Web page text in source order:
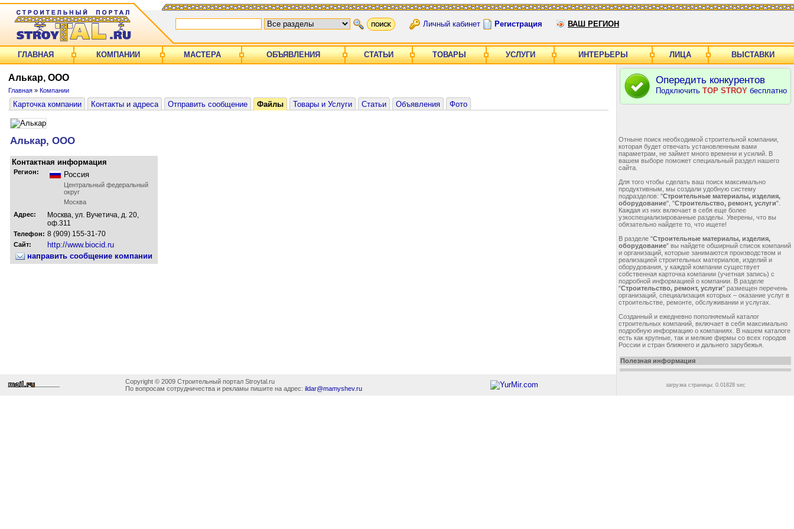
Личный кабинет Регистрация ВАШ РЕГИОН
ГЛАВНАЯ КОМПАНИИ МАСТЕРА ОБЪЯВЛЕНИЯ СТАТЬИ ТОВАРЫ УСЛУГИ ИНТЕРЬЕРЫ ЛИЦА ВЫСТАВКИ
Алькар, ООО
Главная» Компании
Карточка компании Контакты и адреса Отправить сообщение Файлы Товары и Услуги Статьи Объявления Фото
Алькар, ООО
Контактная информация
Регион: Россия
Центральный федеральный
округ
Москва
Адрес:
Москва, ул. Вучетича, д. 20,
оф.311
Телефон: 8 (909) 155-31-70
Сайт:
http://www.biocid.ru
направить сообщение компании
Опередить конкурентов
Подключить TOP STROY бесплатно
Отныне поиск необходимой строительной компании,
которая будет отвечать установленным вами
параметрам, не займет много времени и усилий. В
вашем выборе поможет специальный раздел нашего
сайта.
Для того чтобы сделать ваш поиск максимально
продуктивным, мы создали удобную систему
подразделов: "Строительные материалы, изделия,
оборудование", "Строительство, ремонт, услуги".
Каждая из них включает в себя еще более
узкоспециализированные разделы. Уверены, что вы
обязательно найдете то, что ищете!
В разделе "Строительные материалы, изделия,
оборудование" вы найдете обширный список компаний
и организаций, которые занимаются производством и
реализацией строительных материалов, изделий и
оборудования, у каждой компании существует
собственная карточка компании (учетная запись) с
подробной информацией о компании. В разделе
"Строительство, ремонт, услуги" размещен перечень
организаций, специализация которых – оказание услуг в
строительстве, ремонте, обслуживании и услугах.
Созданный и ежедневно пополняемый каталог
строительных компаний, включает в себя максимально
подробную информацию о компаниях. В нашем каталоге
есть как крупные, так и мелкие фирмы со всех городов
России и стран ближнего и дальнего зарубежья.
Полезная информация
Copyright © 2009 Строительный портал Stroytal.ru
По вопросам сотрудничества и рекламы пишите на адрес: ildar@mamyshev.ru загрузка страницы: 0.01828 sec